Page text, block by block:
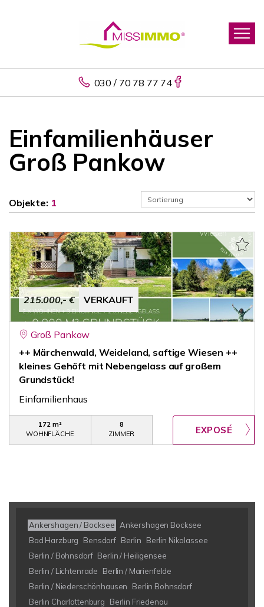
030 / 70 78 77 74
Einfamilienhäuser
Groß Pankow
Objekte: 1
215.000,- € VERKAUFT
Groß Pankow
++ Märchenwald, Weideland, saftige Wiesen ++
kleines Gehöft mit Nebengelass auf großem
Grundstück!
Einfamilienhaus
172 m²
WOHNFLÄCHE
8
ZIMMER
Ankershagen / Bocksee
Ankershagen Bocksee
Bad Harzburg
Bensdorf Berlin
Berlin Nikolassee
Berlin / Bohnsdorf Berlin / Heiligensee
Berlin / Lichtenrade
Berlin / Marienfelde
Berlin / Niederschönhausen
Berlin Bohnsdorf
Berlin Charlottenburg
Berlin Friedenau